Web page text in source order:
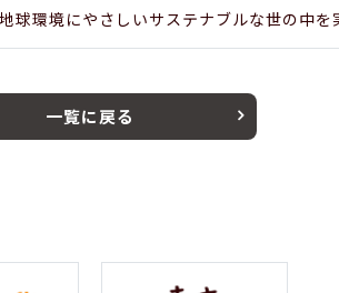
環境にやさしいサステナブルな世の中を
一覧に戻る